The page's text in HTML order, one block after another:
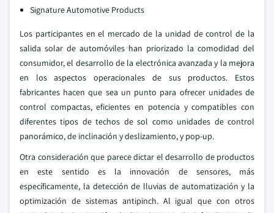
Signature Automotive Products
Los participantes en el mercado de la unidad de control de la
salida solar de automóviles han priorizado la comodidad del
consumidor, el desarrollo de la electrónica avanzada y la mejora
en los aspectos operacionales de sus productos. Estos
fabricantes hacen que sea un punto para ofrecer unidades de
control compactas, eficientes en potencia y compatibles con
diferentes tipos de techos de sol como unidades de control
panorámico, de inclinación y deslizamiento, y pop-up.
Otra consideración que parece dictar el desarrollo de productos
en este sentido es la innovación de sensores, más
específicamente, la detección de lluvias de automatización y la
optimización de sistemas antipinch. Al igual que con otros